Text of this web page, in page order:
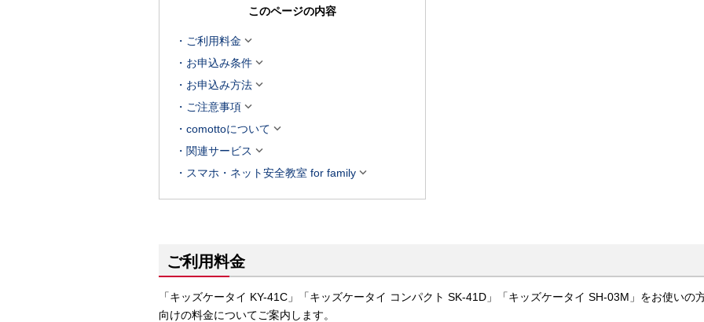
このページの内容
ご利用料金 
お申込み条件
お申込み方法
ご注意事項
comottoについて 
関連サービス 
スマホ・ネット安全教室 for family
ご利用料金
「キッズケータイ KY-41C」「キッズケータイ コンパクト SK-41D」「キッズケータイ SH-03M」をお使いの
向けの料金についてご案内します。